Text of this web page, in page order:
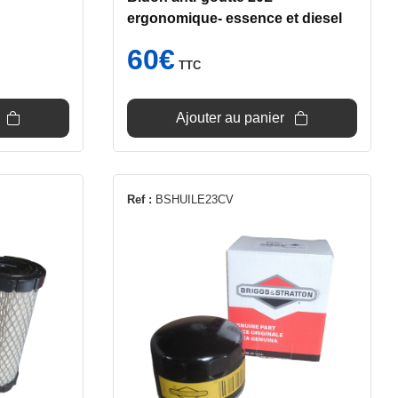
ergonomique- essence et diesel
60€ TTC
Ajouter au panier
Ref : BSHUILE23CV